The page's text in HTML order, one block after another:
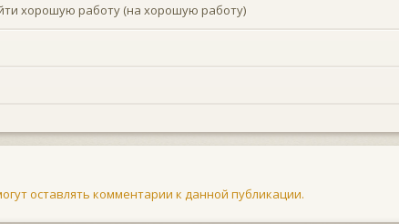
хорошую работу (на хорошую работу)
оставлять комментарии к данной публикации.